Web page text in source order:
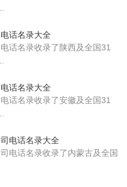
话名录大全
话名录收录了陕西及全国31
话名录大全
话名录收录了安徽及全国31
电话名录大全
电话名录收录了内蒙古及全国